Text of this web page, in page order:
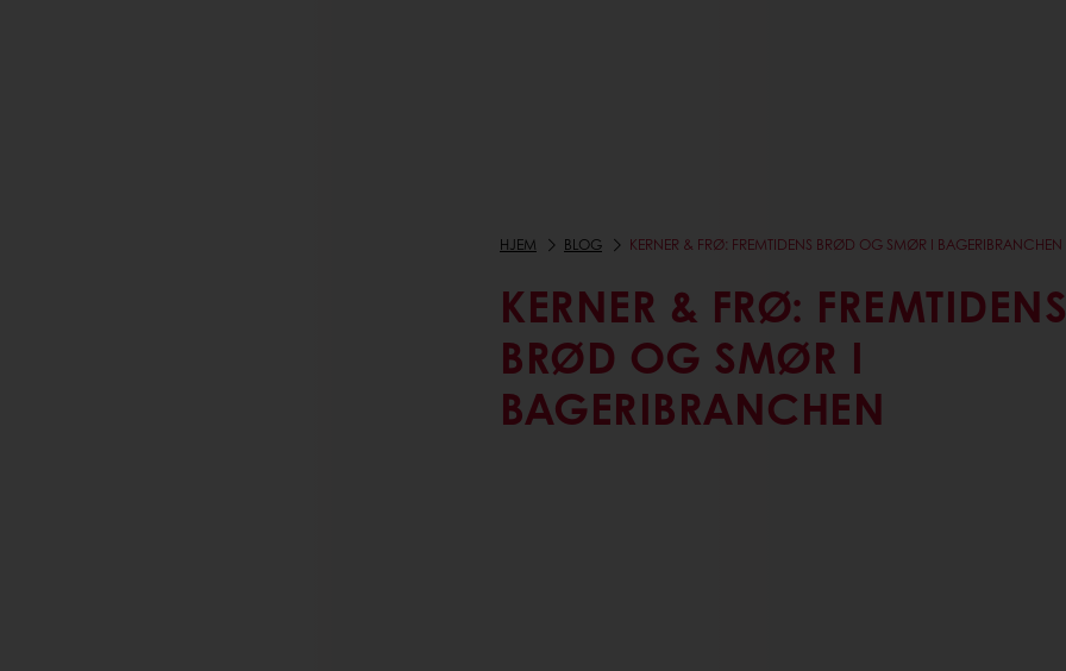
HJEM BLOG KERNER & FRØ: FREMTIDENS BRØD OG SMØR I BAGERIBRANCHEN
KERNER & FRØ: FREMTIDENS
BRØD OG SMØR I
BAGERIBRANCHEN